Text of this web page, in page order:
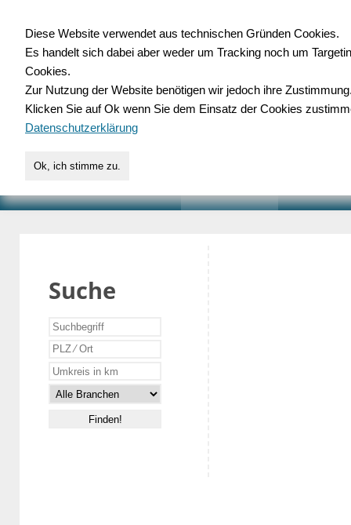
für Handwerk,
Suche
Diese Website verwendet aus technischen Gründen Cookies.
Es handelt sich dabei aber weder um Tracking noch um
Cookies.
Zur Nutzung der Website benötigen wir jedoch ihre
Klicken Sie auf Ok wenn Sie dem Einsatz der Cookies
Datenschutzerklärung
Ok, ich stimme zu.